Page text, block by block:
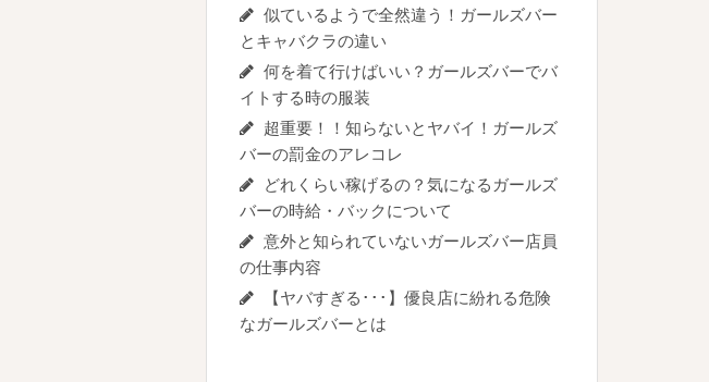
似ているようで全然違う！ガールズバー
とキャバクラの違い
何を着て行けばいい？ガールズバーでバ
イトする時の服装
超重要！！知らないとヤバイ！ガールズ
バーの罰金のアレコレ
どれくらい稼げるの？気になるガールズ
バーの時給・バックについて
意外と知られていないガールズバー店員
の仕事内容
【ヤバすぎる･･･】優良店に紛れる危険
なガールズバーとは